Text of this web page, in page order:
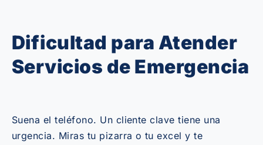
Dificultad para Atender
Servicios de Emergencia
Suena el teléfono. Un cliente clave tiene una
urgencia. Miras tu pizarra o tu excel y te